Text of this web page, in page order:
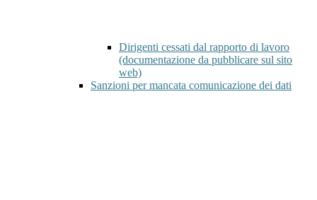
Dirigenti cessati dal rapporto di lavoro
(documentazione da pubblicare sul sito
web)
Sanzioni per mancata comunicazione dei dati